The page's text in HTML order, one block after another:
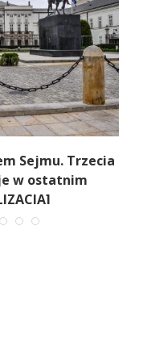
Sejmu. Trzecia
w ostatnim